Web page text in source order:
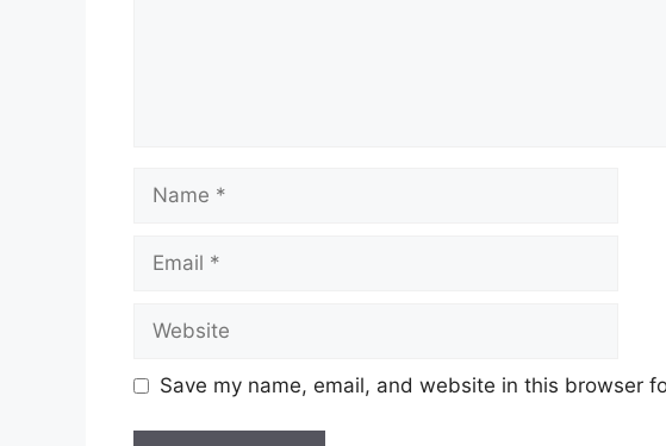
Save my name, email, and website in this browser